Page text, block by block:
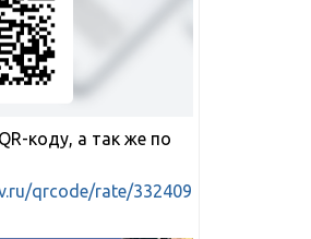
волейболу в рамках
Боровской
школьной
05.03.2024
коду, а так же по
qrcode/rate/332409